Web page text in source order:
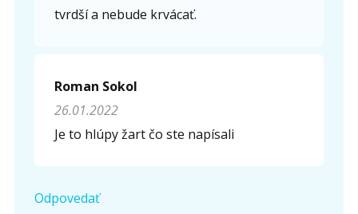
tvrdší a nebude krvácať.
Roman Sokol
26.01.2022
Je to hlúpy žart čo ste napísali
Odpovedať